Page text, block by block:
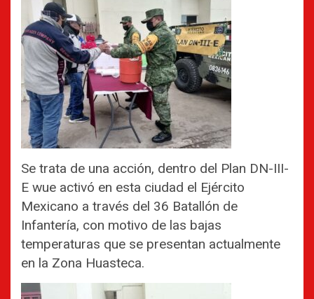
Se trata de una acción, dentro del Plan DN-III-
E wue activó en esta ciudad el Ejército
Mexicano a través del 36 Batallón de
Infantería, con motivo de las bajas
temperaturas que se presentan actualmente
en la Zona Huasteca.